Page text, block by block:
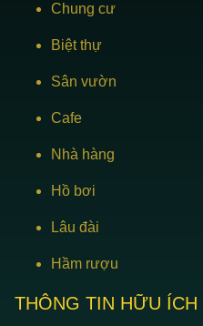
Chung cư
Biệt thự
Sân vườn
Cafe
Nhà hàng
Hồ bơi
Lâu đài
Hầm rượu
THÔNG TIN HỮU ÍCH